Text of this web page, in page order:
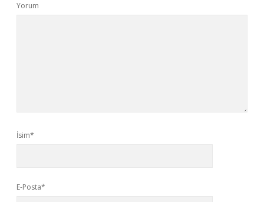
Yorum
İsim*
E-Posta*